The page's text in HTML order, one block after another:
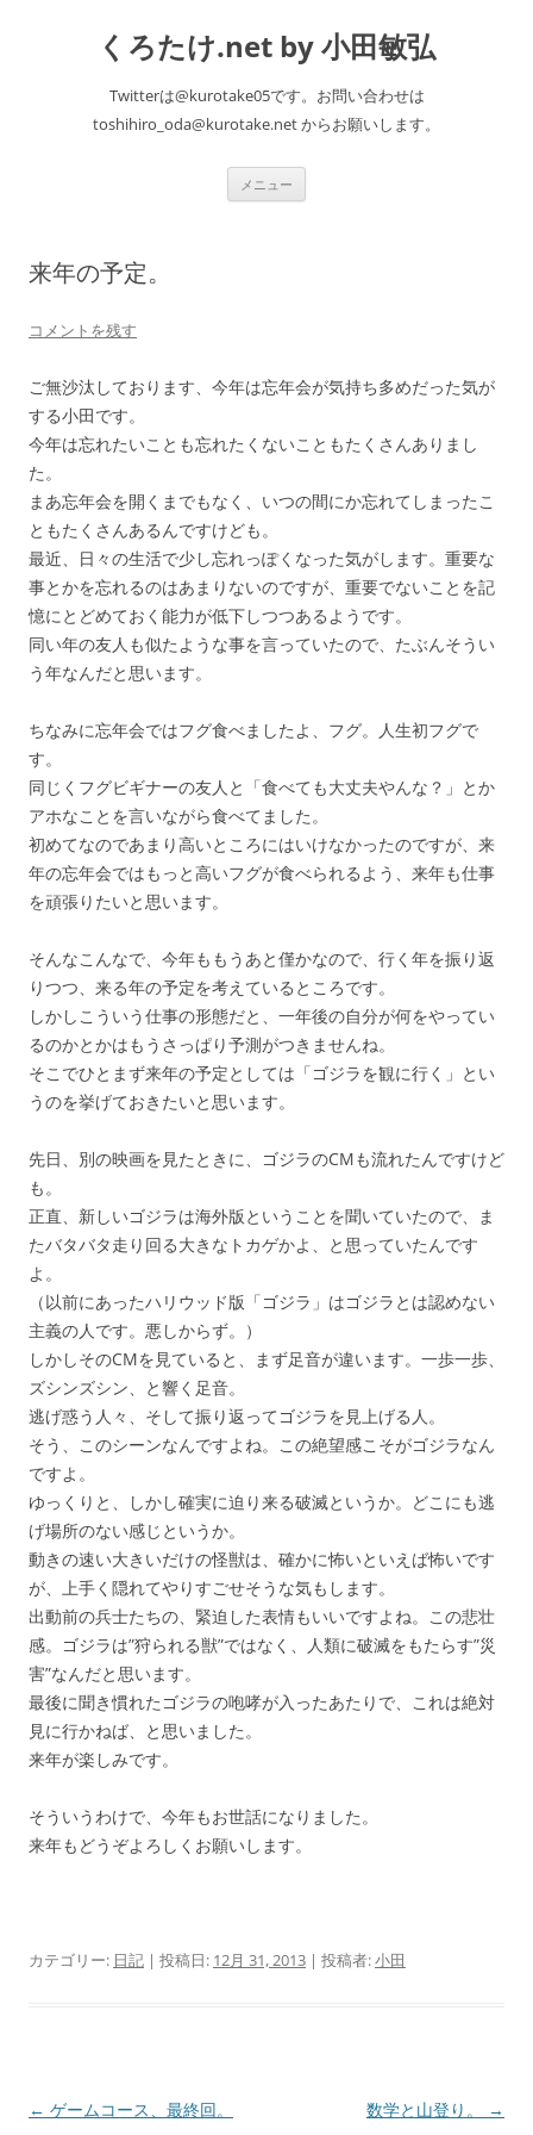
くろたけ.net by 小田敏弘
Twitterは@kurotake05です。お問い合わせは
toshihiro_oda@kurotake.net からお願いします。
メニュー
来年の予定。
コメントを残す
ご無沙汰しております、今年は忘年会が気持ち多めだった気が
する小田です。
今年は忘れたいことも忘れたくないこともたくさんありまし
た。
まあ忘年会を開くまでもなく、いつの間にか忘れてしまったこ
ともたくさんあるんですけども。
最近、日々の生活で少し忘れっぽくなった気がします。重要な
事とかを忘れるのはあまりないのですが、重要でないことを記
憶にとどめておく能力が低下しつつあるようです。
同い年の友人も似たような事を言っていたので、たぶんそうい
う年なんだと思います。
ちなみに忘年会ではフグ食べましたよ、フグ。人生初フグで
す。
同じくフグビギナーの友人と「食べても大丈夫やんな？」とか
アホなことを言いながら食べてました。
初めてなのであまり高いところにはいけなかったのですが、来
年の忘年会ではもっと高いフグが食べられるよう、来年も仕事
を頑張りたいと思います。
そんなこんなで、今年ももうあと僅かなので、行く年を振り返
りつつ、来る年の予定を考えているところです。
しかしこういう仕事の形態だと、一年後の自分が何をやってい
るのかとかはもうさっぱり予測がつきませんね。
そこでひとまず来年の予定としては「ゴジラを観に行く」とい
うのを挙げておきたいと思います。
先日、別の映画を見たときに、ゴジラのCMも流れたんですけど
も。
正直、新しいゴジラは海外版ということを聞いていたので、ま
たバタバタ走り回る大きなトカゲかよ、と思っていたんです
よ。
（以前にあったハリウッド版「ゴジラ」はゴジラとは認めない
主義の人です。悪しからず。）
しかしそのCMを見ていると、まず足音が違います。一歩一歩、
ズシンズシン、と響く足音。
逃げ惑う人々、そして振り返ってゴジラを見上げる人。
そう、このシーンなんですよね。この絶望感こそがゴジラなん
ですよ。
ゆっくりと、しかし確実に迫り来る破滅というか。どこにも逃
げ場所のない感じというか。
動きの速い大きいだけの怪獣は、確かに怖いといえば怖いです
が、上手く隠れてやりすごせそうな気もします。
出動前の兵士たちの、緊迫した表情もいいですよね。この悲壮
感。ゴジラは”狩られる獣”ではなく、人類に破滅をもたらす”災
害”なんだと思います。
最後に聞き慣れたゴジラの咆哮が入ったあたりで、これは絶対
見に行かねば、と思いました。
来年が楽しみです。
そういうわけで、今年もお世話になりました。
来年もどうぞよろしくお願いします。
カテゴリー: 日記 | 投稿日: 12月 31, 2013 | 投稿者:小田
投
← ゲームコース、最終回。 数学と山登り。 →